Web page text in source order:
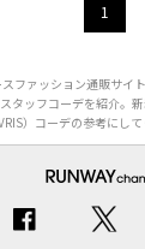
1
ファッション通販サイ
タッフコーデを紹介。
）コーデの参考にし